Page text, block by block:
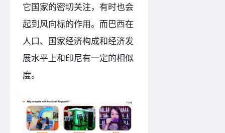
它国家的密切关注，有时也会
起到风向标的作用。而巴西在
人口、国家经济构成和经济发
展水平上和印尼有一定的相似
度。